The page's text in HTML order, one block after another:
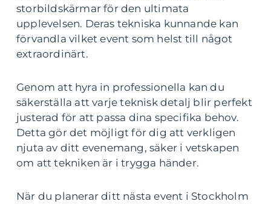
storbildskärmar för den ultimata
upplevelsen. Deras tekniska kunnande kan
förvandla vilket event som helst till något
extraordinärt.
Genom att hyra in professionella kan du
säkerställa att varje teknisk detalj blir perfekt
justerad för att passa dina specifika behov.
Detta gör det möjligt för dig att verkligen
njuta av ditt evenemang, säker i vetskapen
om att tekniken är i trygga händer.
När du planerar ditt nästa event i Stockholm